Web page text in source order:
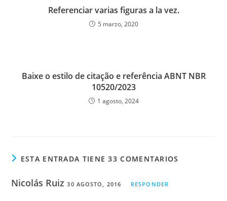
Referenciar varias figuras a la vez.
5 marzo, 2020
Baixe o estilo de citação e referência ABNT NBR
10520/2023
1 agosto, 2024
ESTA ENTRADA TIENE 33 COMENTARIOS
Nicolás Ruiz30 AGOSTO, 2016 RESPONDER